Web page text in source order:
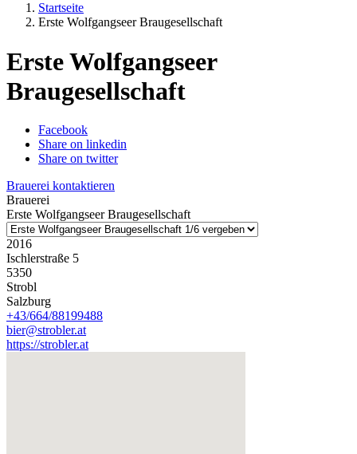
Startseite
Erste Wolfgangseer Braugesellschaft
Erste Wolfgangseer
Braugesellschaft
Facebook
Share on linkedin
Share on twitter
Brauerei kontaktieren
Brauerei
Erste Wolfgangseer Braugesellschaft
2016
Ischlerstraße 5
5350
Strobl
Salzburg
+43/664/88199488
bier@strobler.at
https://strobler.at